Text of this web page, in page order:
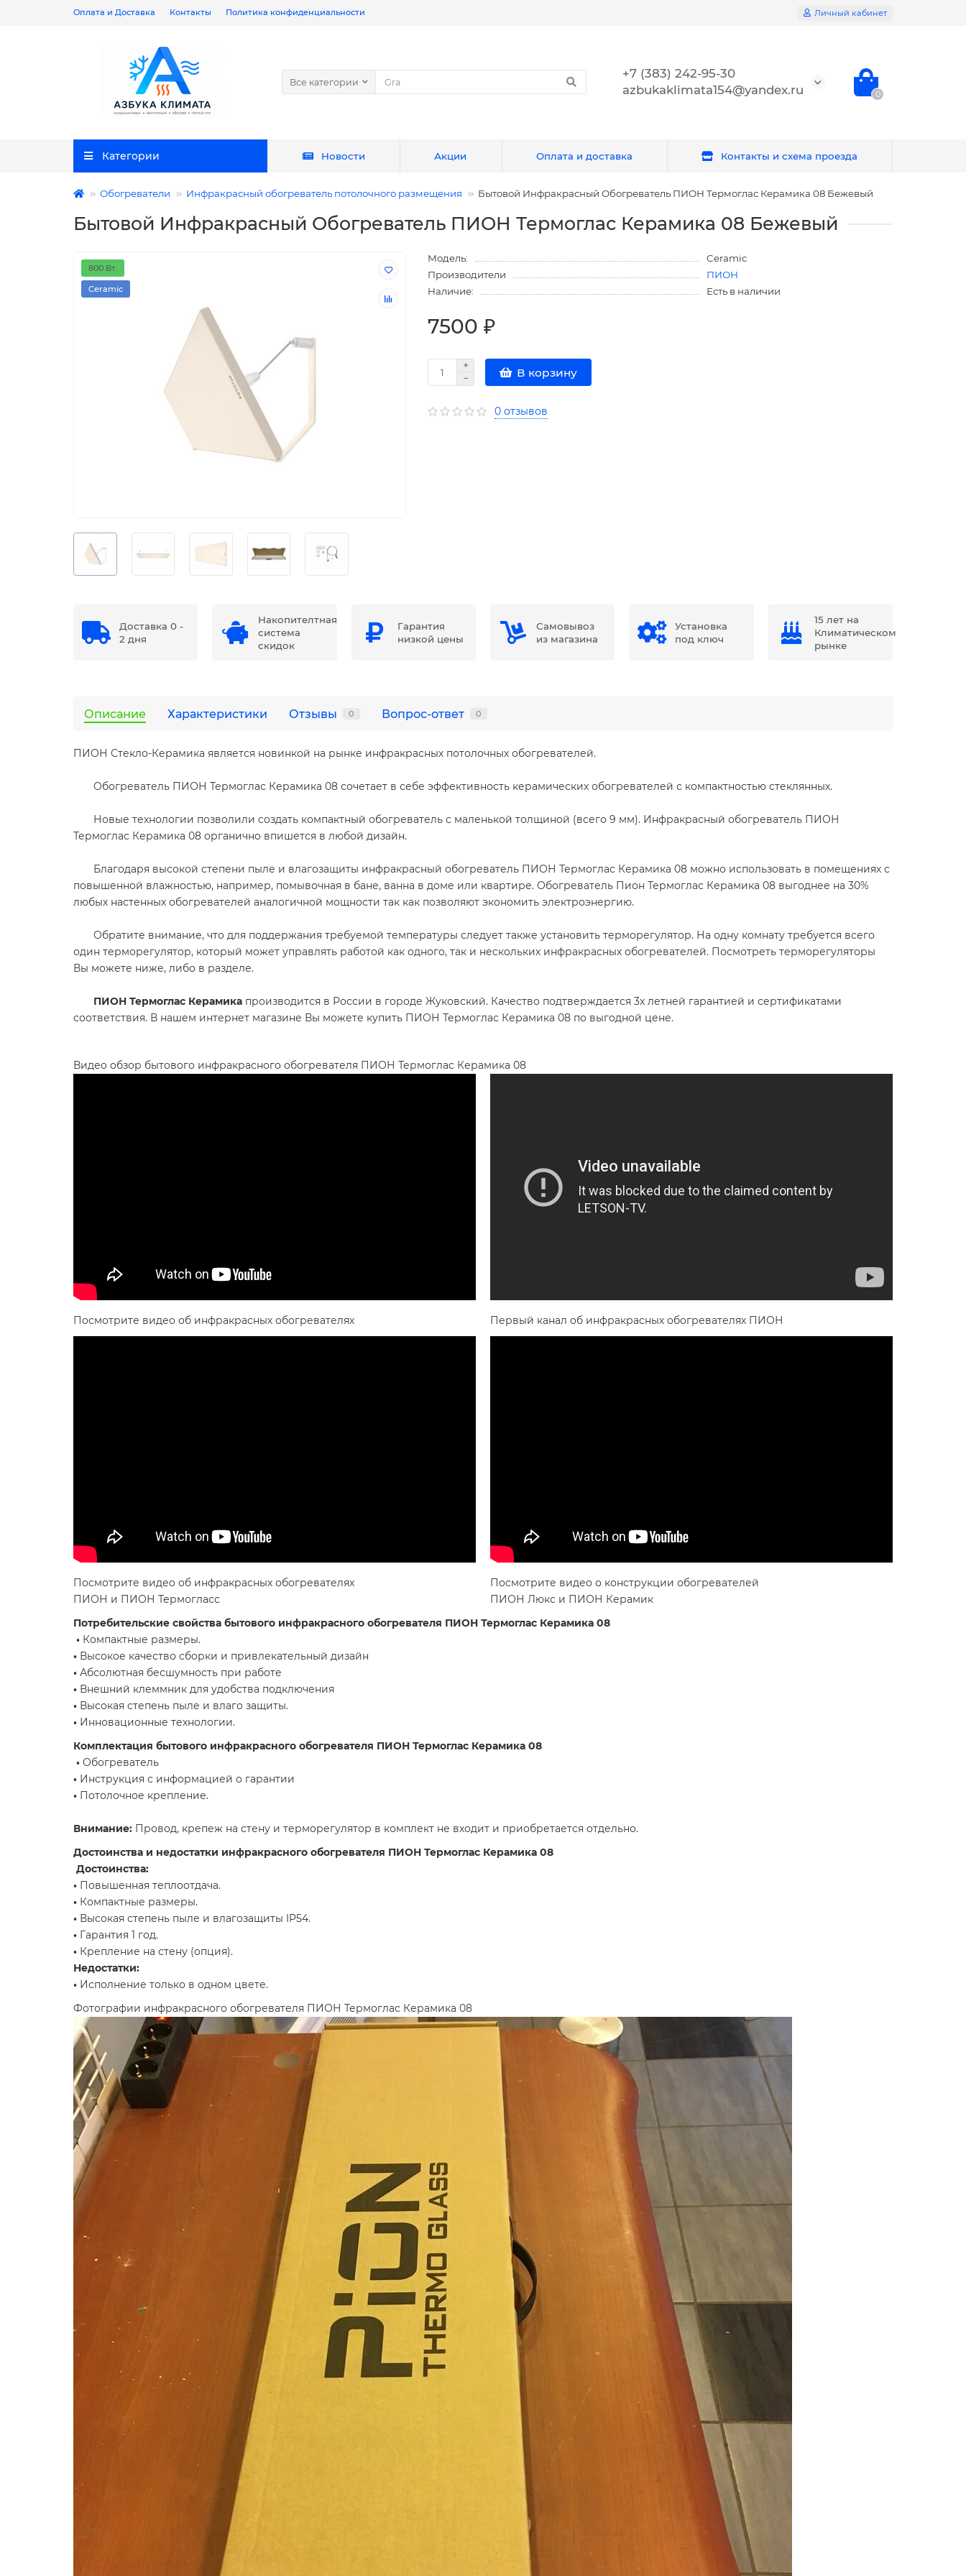
Оплата и Доставка Контакты Политика конфиденциальности Личный кабинет
Все категории
+7 (383) 242-95-30
azbukaklimata154@yandex.ru
0
Категории Новости Акции Оплата и доставка Контакты и схема проезда
Обогреватели Инфракрасный обогреватель потолочного размещения Бытовой Инфракрасный Обогреватель ПИОН Термоглас Керамика 08 Бежевый
Бытовой Инфракрасный Обогреватель ПИОН Термоглас Керамика 08 Бежевый
800 Вт.
Ceramic
Модель:
Ceramic
Производители
ПИОН
Наличие:
Есть в наличии
7500 ₽
В корзину
0 отзывов
Доставка 0 -
2 дня
Накопителтная
система
скидок
Гарантия
низкой цены
Самовывоз
из магазина
Установка
под ключ
15 лет на
Климатическом
рынке
Описание Характеристики Отзывы 0 Вопрос-ответ 0
ПИОН Стекло-Керамика является новинкой на рынке инфракрасных потолочных обогревателей.
Обогреватель ПИОН Термоглас Керамика 08 сочетает в себе эффективность керамических обогревателей с компактностью стеклянных.
Новые технологии позволили создать компактный обогреватель с маленькой толщиной (всего 9 мм). Инфракрасный обогреватель ПИОН
Термоглас Керамика 08 органично впишется в любой дизайн.
Благодаря высокой степени пыле и влагозащиты инфракрасный обогреватель ПИОН Термоглас Керамика 08 можно использовать в помещениях с
повышенной влажностью, например, помывочная в бане, ванна в доме или квартире. Обогреватель Пион Термоглас Керамика 08 выгоднее на 30%
любых настенных обогревателей аналогичной мощности так как позволяют экономить электроэнергию.
Обратите внимание, что для поддержания требуемой температуры следует также установить терморегулятор. На одну комнату требуется всего
один терморегулятор, который может управлять работой как одного, так и нескольких инфракрасных обогревателей. Посмотреть терморегуляторы
Вы можете ниже, либо в разделе.
ПИОН Термоглас Керамика производится в России в городе Жуковский. Качество подтверждается 3х летней гарантией и сертификатами
соответствия. В нашем интернет магазине Вы можете купить ПИОН Термоглас Керамика 08 по выгодной цене.
Видео обзор бытового инфракрасного обогревателя ПИОН Термоглас Керамика 08
Посмотрите видео об инфракрасных обогревателях Первый канал об инфракрасных обогревателях ПИОН
Посмотрите видео об инфракрасных обогревателях
ПИОН и ПИОН Термогласс
Посмотрите видео о конструкции обогревателей
ПИОН Люкс и ПИОН Керамик
Потребительские свойства бытового инфракрасного обогревателя ПИОН Термоглас Керамика 08
• Компактные размеры.
• Высокое качество сборки и привлекательный дизайн
• Абсолютная бесшумность при работе
• Внешний клеммник для удобства подключения
• Высокая степень пыле и влаго защиты.
• Инновационные технологии.
Комплектация бытового инфракрасного обогревателя ПИОН Термоглас Керамика 08
• Обогреватель
• Инструкция с информацией о гарантии
• Потолочное крепление.
Внимание: Провод, крепеж на стену и терморегулятор в комплект не входит и приобретается отдельно.
Достоинства и недостатки инфракрасного обогревателя ПИОН Термоглас Керамика 08
Достоинства:
• Повышенная теплоотдача.
• Компактные размеры.
• Высокая степень пыле и влагозащиты IP54.
• Гарантия 1 год.
• Крепление на стену (опция).
Недостатки:
• Исполнение только в одном цвете.
Фотографии инфракрасного обогревателя ПИОН Термоглас Керамика 08